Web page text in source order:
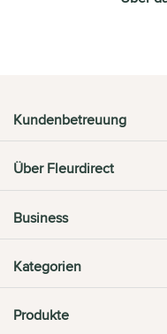
Kundenbetreuung
Über Fleurdirect
Business
Kategorien
Produkte